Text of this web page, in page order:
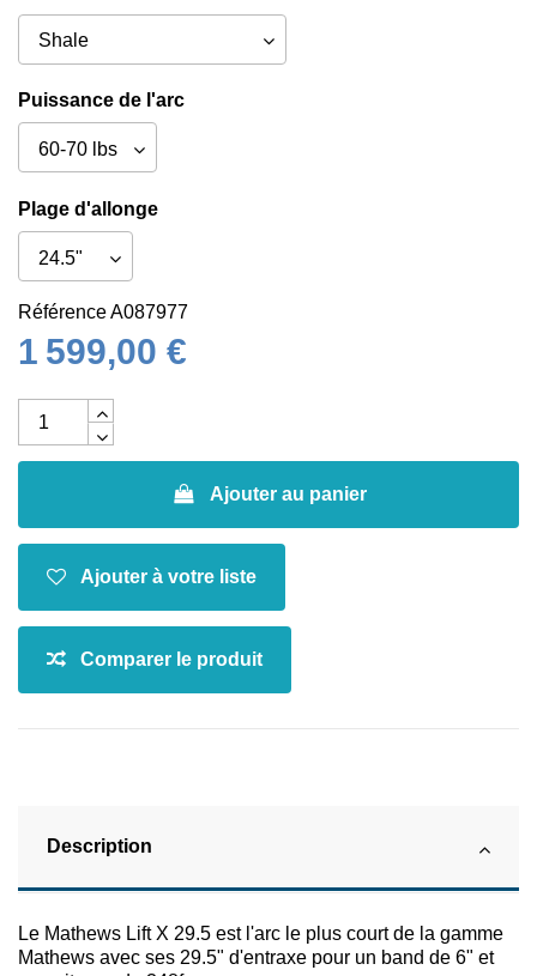
Puissance de l'arc
Plage d'allonge
RéférenceA087977
1 599,00 €
Ajouter au panier
Description
Le Mathews Lift X 29.5 est l'arc le plus court de la gamme
Mathews avec ses 29.5" d'entraxe pour un band de 6" et